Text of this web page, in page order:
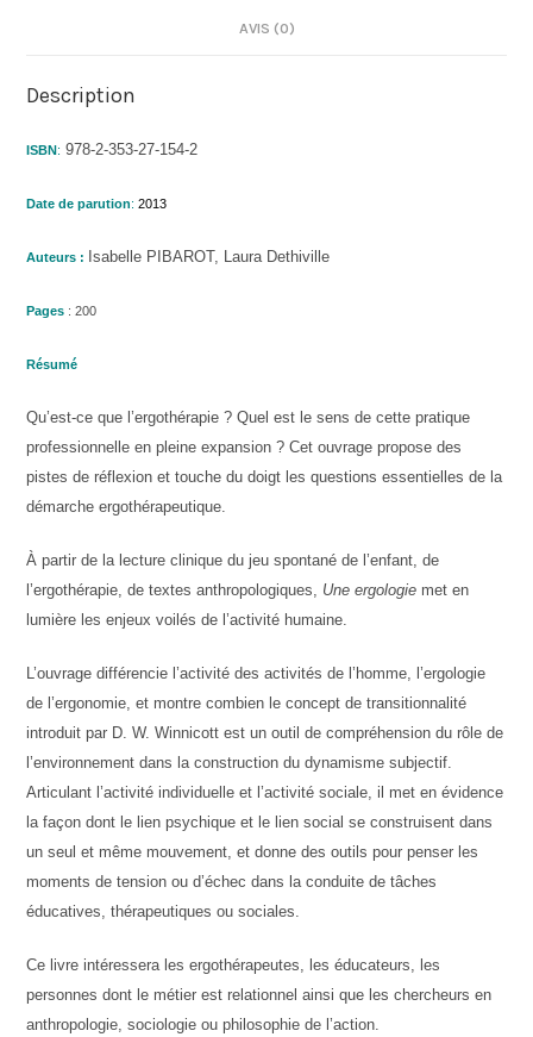
AVIS (0)
Description
ISBN: 978-2-353-27-154-2
Date de parution: 2013
Auteurs : Isabelle PIBAROT, Laura Dethiville
Pages : 200
Résumé
Qu’est-ce que l’ergothérapie ? Quel est le sens de cette pratique
professionnelle en pleine expansion ? Cet ouvrage propose des
pistes de réflexion et touche du doigt les questions essentielles de la
démarche ergothérapeutique.
À partir de la lecture clinique du jeu spontané de l’enfant, de
l’ergothérapie, de textes anthropologiques, Une ergologie met en
lumière les enjeux voilés de l’activité humaine.
L’ouvrage différencie l’activité des activités de l’homme, l’ergologie
de l’ergonomie, et montre combien le concept de transitionnalité
introduit par D. W. Winnicott est un outil de compréhension du rôle de
l’environnement dans la construction du dynamisme subjectif.
Articulant l’activité individuelle et l’activité sociale, il met en évidence
la façon dont le lien psychique et le lien social se construisent dans
un seul et même mouvement, et donne des outils pour penser les
moments de tension ou d’échec dans la conduite de tâches
éducatives, thérapeutiques ou sociales.
Ce livre intéressera les ergothérapeutes, les éducateurs, les
personnes dont le métier est relationnel ainsi que les chercheurs en
anthropologie, sociologie ou philosophie de l’action.